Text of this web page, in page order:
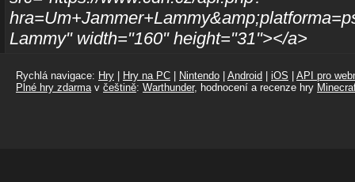
Lammy" width="160" height="31"></a>
Rychlá navigace: Hry Hry na PC Nintendo Android iOS
API pro
Plné hry zdarmav češtině: Warthunder, hodnocení a recenze hry